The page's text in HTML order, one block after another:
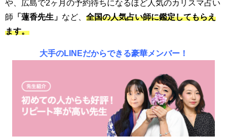
や、広島で2ヶ月の予約待ちになるほど人気のカリスマ占い
師 「蓮香先生」 など、 全国の人気占い師に鑑定してもらえ
ます。
大手のLINEだからできる豪華メンバー！